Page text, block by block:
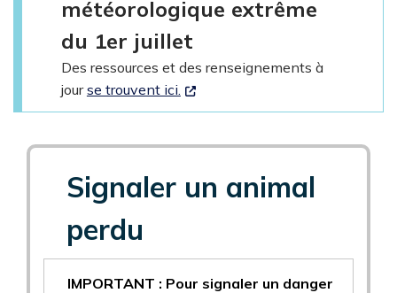
météorologique extrême
du 1er juillet
Des ressources et des renseignements à
jourse trouvent ici.
Signaler un animal
perdu
IMPORTANT : Pour signaler un danger